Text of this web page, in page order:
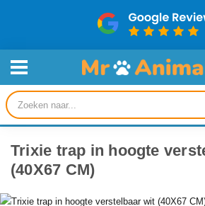
Producten
zoeken
Trixie trap in hoogte
(40X67 CM)